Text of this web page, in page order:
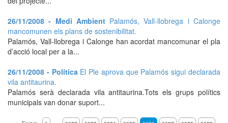
26/11/2008 - Medi Ambient Palamós, Vall-llobrega i Calonge
mancomunen els plans de sostenibilitat.
Palamós, Vall-llobrega i Calonge han acordat mancomunar el pla
d’acció local per a la...
26/11/2008 - Política El Ple aprova que Palamós sigui declarada
vila antitaurina.
Palamós serà declarada vila antitaurina.Tots els grups polítics
municipals van donar suport...